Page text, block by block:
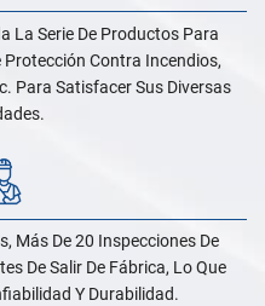
La Serie De Productos Para
Protección Contra Incendios,
Para Satisfacer Sus Diversas
Más De 20 Inspecciones De
De Salir De Fábrica, Lo Que
Y Durabilidad.